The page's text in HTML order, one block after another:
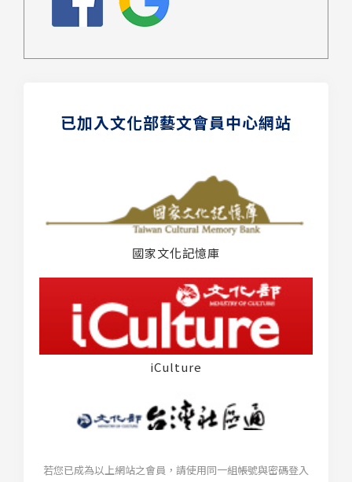
已加入文化部藝文會員中心網站
國家文化記憶庫
iCulture
若您已成為以上網站之會員，請使用同一組帳號與密碼登入